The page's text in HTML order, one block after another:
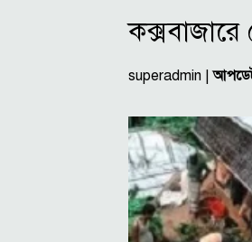
কক্সবাজারে
superadmin |